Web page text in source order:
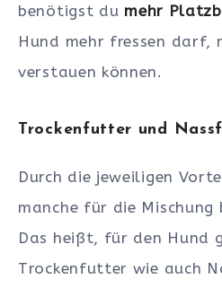
benötigst du mehr
Hund mehr fressen darf,
verstauen können.
Trockenfutter und
Durch die jeweiligen
manche für die
Das heißt, für den Hund
Trockenfutter wie auch